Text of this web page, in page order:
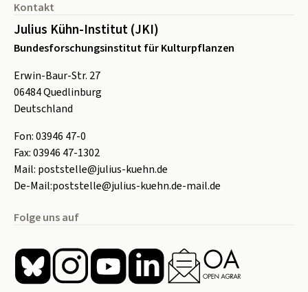
Kontakt
Julius Kühn-Institut (JKI)
Bundesforschungsinstitut für Kulturpflanzen
Erwin-Baur-Str. 27
06484Quedlinburg
Deutschland
Fon:03946 47-0
Fax:03946 47-1302
Mail: poststelle@julius-kuehn.de
De-Mail:poststelle@julius-kuehn.de-mail.de
Folge uns auf